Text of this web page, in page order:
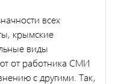
всех
крымские
виды
от работника СМИ
с другими. Так,